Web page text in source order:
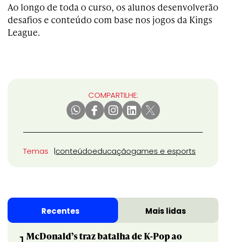
Ao longo de toda o curso, os alunos desenvolverão
desafios e conteúdo com base nos jogos da Kings
League.
COMPARTILHE:
Temas conteúdoeducaçãogames e esports
Recentes Mais lidas
McDonald’s traz batalha de K-Pop ao